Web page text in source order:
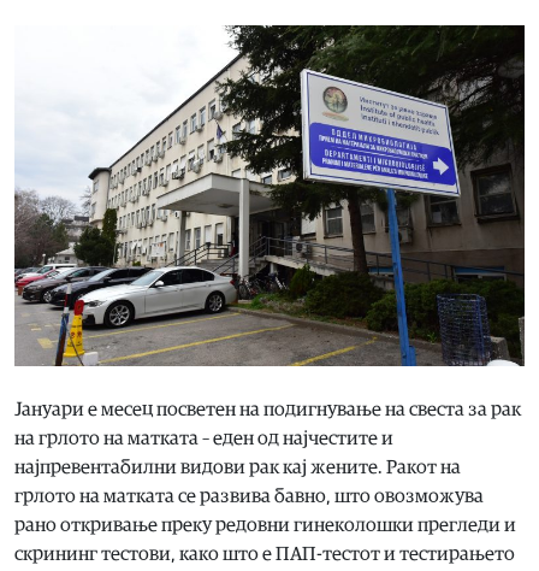
Јануари е месец посветен на подигнување на свеста за рак
на грлото на матката – еден од најчестите и
најпревентабилни видови рак кај жените. Ракот на
грлото на матката се развива бавно, што овозможува
рано откривање преку редовни гинеколошки прегледи и
скрининг тестови, како што е ПАП-тестот и тестирањето